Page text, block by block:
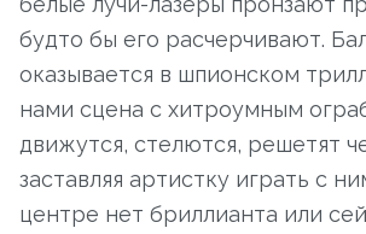
будто бы его расчерчивают.
оказывается в шпионском
нами сцена с хитроумным
движутся, стелются, решетят
заставляя артистку играть с
центре нет бриллианта или